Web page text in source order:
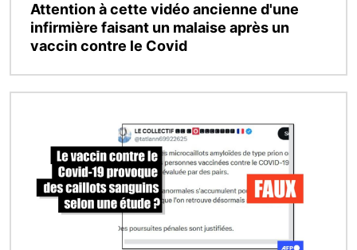
Attention à cette vidéo ancienne d'une
infirmière faisant un malaise après un
vaccin contre le Covid